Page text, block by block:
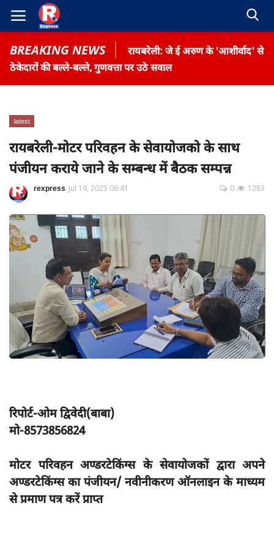
BREAKING NEWS
रायबरेली: जे ई अरुण के 'आशीर्वाद' से
ठेकेदारों की बल्ले-बल्ले, गुणवत्ता पर उठे सवाल
Home
Contact
Terms & Conditions
रोजगार समाचार
About US
Privacy Policy
App verify
समस्या
Covid-19
अपराध
स्वास्थ्य
सामाजिक
खेल
latest
रायबरेली-मोटर परिवहन के सेवायोजको के साथ
पंजीयन कराये जाने के सम्बन्ध में बैठक सम्पन्न
rexpress Jul 19, 2025 06:41 1283
0
रिपोर्ट-ओम द्विवेदी(बाबा)
मो-8573856824
मोटर परिवहन अण्डरटेकिंग्स के सेवायोजकों द्वारा अपने
अण्डरटेकिंग्स का पंजीयन/ नवीनीकरण ऑनलाइन के माध्यम
से प्रमाण पत्र करें प्राप्त